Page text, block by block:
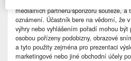
mediálních partnerů/sponzorů soutěže, a
oznámení. Účastník bere na vědomí, že
výhry nebo vyhlášením pořadí mohou
osobou pořízeny podobizny, obrazové
a tyto použity zejména pro prezentaci
marketingové nebo jiné obchodní účely